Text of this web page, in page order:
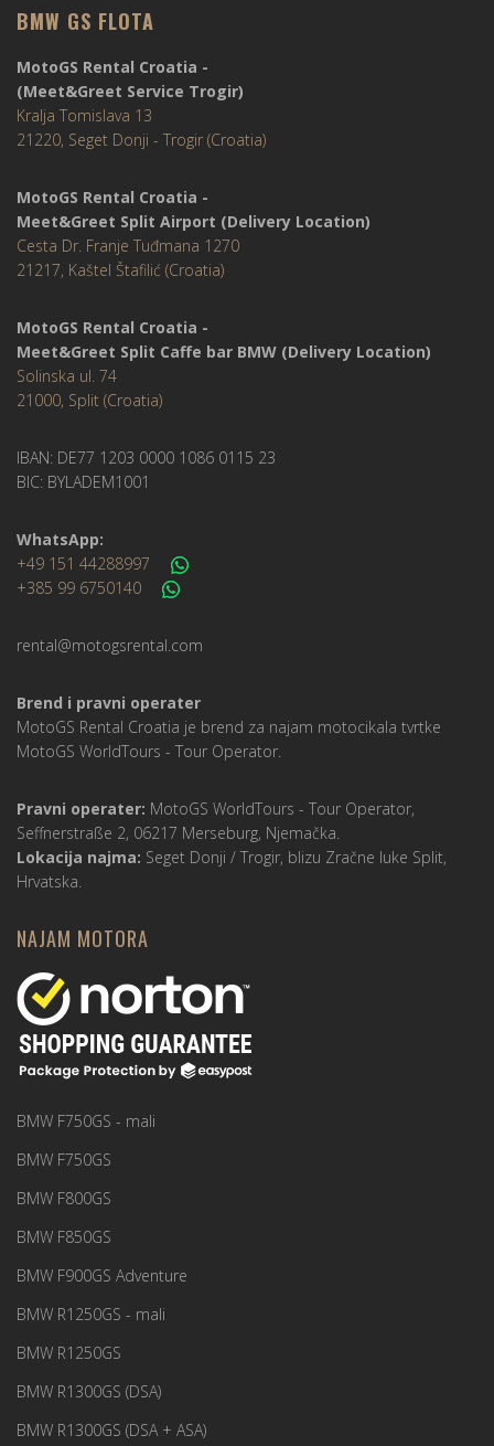
BMW GS FLOTA
MotoGS Rental Croatia -
(Meet&Greet Service Trogir)
Kralja Tomislava 13
21220, Seget Donji - Trogir (Croatia)
MotoGS Rental Croatia -
Meet&Greet Split Airport (Delivery Location)
Cesta Dr. Franje Tuđmana 1270
21217, Kaštel Štafilić (Croatia)
MotoGS Rental Croatia -
Meet&Greet Split Caffe bar BMW (Delivery Location)
Solinska ul. 74
21000, Split (Croatia)
IBAN: DE77 1203 0000 1086 0115 23
BIC: BYLADEM1001
WhatsApp:
+49 151 44288997
+385 99 6750140
rental@motogsrental.com
Brend i pravni operater
MotoGS Rental Croatia je brend za najam motocikala tvrtke
MotoGS WorldTours - Tour Operator
Pravni operater: MotoGS WorldTours - Tour Operator,
Seffnerstraße 2, 06217 Merseburg, Njemačka.
Lokacija najma: Seget Donji / Trogir, blizu Zračne luke Split,
Hrvatska.
NAJAM MOTORA
BMW F750GS - mali
BMW F750GS
BMW F800GS
BMW F850GS
BMW F900GS Adventure
BMW R1250GS - mali
BMW R1250GS
BMW R1300GS (DSA)
BMW R1300GS (DSA + ASA)